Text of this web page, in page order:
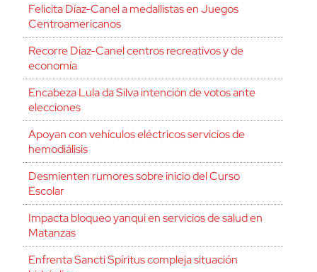
Felicita Díaz-Canel a medallistas en Juegos
Centroamericanos
Recorre Díaz-Canel centros recreativos y de
economía
Encabeza Lula da Silva intención de votos ante
elecciones
Apoyan con vehículos eléctricos servicios de
hemodiálisis
Desmienten rumores sobre inicio del Curso
Escolar
Impacta bloqueo yanqui en servicios de salud en
Matanzas
Enfrenta Sancti Spíritus compleja situación